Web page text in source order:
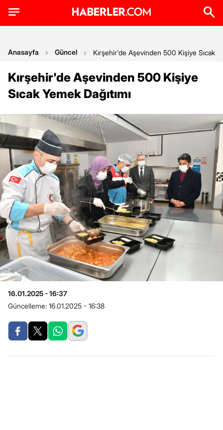
Anasayfa Güncel Kırşehir'de Aşevinden 500 Kişiye Sıcak
Kırşehir'de Aşevinden 500 Kişiye
Sıcak Yemek Dağıtımı
16.01.2025 - 16:37
Güncelleme: 16.01.2025 - 16:38